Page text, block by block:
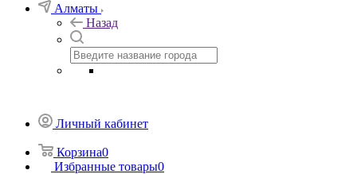
Алматы
Назад
Личный кабинет
Корзина0
Избранные товары0